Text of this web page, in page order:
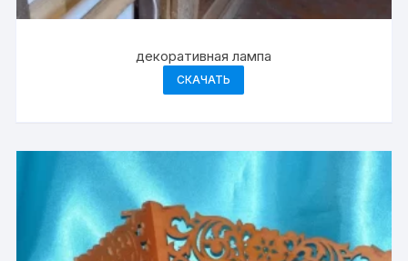
декоративная лампа
СКАЧАТЬ